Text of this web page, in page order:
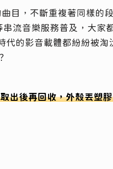
目，不斷重複著同樣的
流音樂服務普及，大家
代的影音載體都紛紛被淘
出後再回收，外殼丟塑